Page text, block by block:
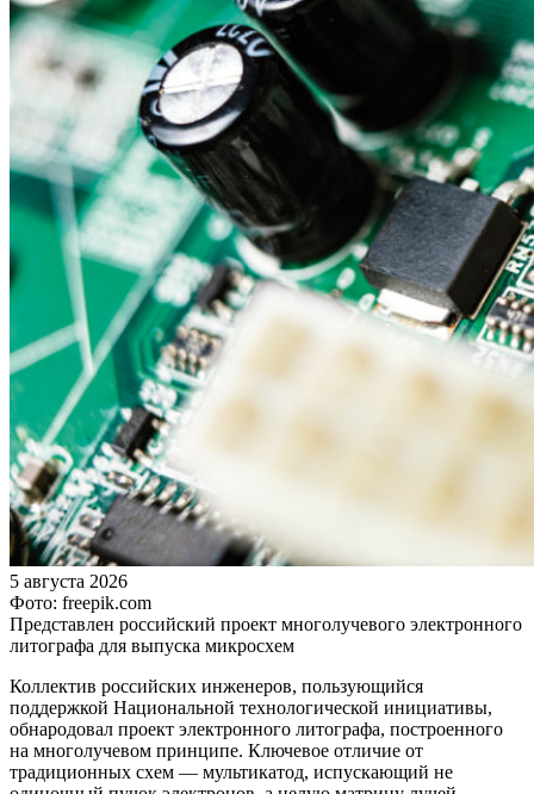
5 августа 2026
Фото: freepik.com
Представлен российский проект многолучевого электронного
литографа для выпуска микросхем
Коллектив российских инженеров, пользующийся
поддержкой Национальной технологической инициативы,
обнародовал проект электронного литографа, построенного
на многолучевом принципе. Ключевое отличие от
традиционных схем — мультикатод, испускающий не